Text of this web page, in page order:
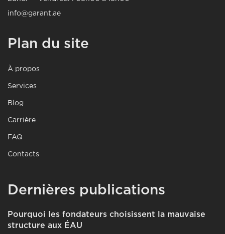
info@garant.ae
Plan du site
À propos
Services
Blog
Carrière
FAQ
Contacts
Dernières publications
Pourquoi les fondateurs choisissent la mauvaise
structure aux ÉAU